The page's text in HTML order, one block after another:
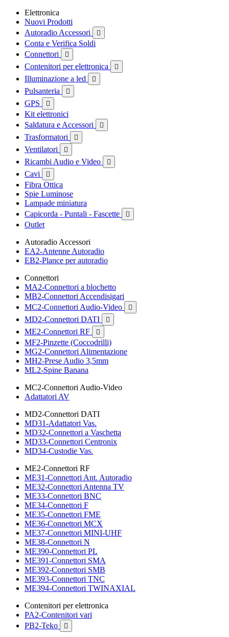
Elettronica
Nuovi Prodotti
Autoradio Accessori

Conta e Verifica Soldi
Connettori

Contenitori per elettronica 
Illuminazione a led 
Pulsanteria 
GPS 
Kit elettronici
Saldatura e Accessori

Trasformatori 
Ventilatori 
Ricambi Audio e Video 
Cavi 
Fibra Ottica
Spie Luminose
Lampade miniatura
Capicorda - Puntali - Fascette

Outlet
Autoradio Accessori
EA2-Antenne Autoradio
EB2-Plance per autoradio
Connettori
MA2-Connettori a blochetto
MB2-Connettori Accendisigari
MC2-Connettori Audio-Video

MD2-Connettori DATI 
ME2-Connettori RF 
MF2-Pinzette (Coccodrilli)
MG2-Connettori Alimentazione
MH2-Prese Audio 3,5mm
ML2-Spine Banana
MC2-Connettori Audio-Video
Adattatori AV
MD2-Connettori DATI
MD31-Adattatori Vas.
MD32-Connettori a Vaschetta
MD33-Connettori Centronix
MD34-Custodie Vas.
ME2-Connettori RF
ME31-Connettori Ant. Autoradio
ME32-Connettori Antenna TV
ME33-Connettori BNC
ME34-Connettori F
ME35-Connettori FME
ME36-Connettori MCX
ME37-Connettori MINI-UHF
ME38-Connettori N
ME390-Connettori PL
ME391-Connettori SMA
ME392-Connettori SMB
ME393-Connettori TNC
ME394-Connettori TWINAXIAL
Contenitori per elettronica
PA2-Contenitori vari
PB2-Teko
